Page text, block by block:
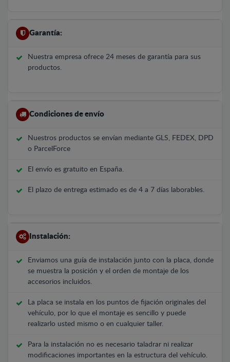
Garantía:
Nuestra empresa ofrece 24 meses de garantía para sus
productos.
Condiciones de envío
Nuestros productos se envían mediante GLS, FEDEX, DPD
o ParcelForce
El envío es gratuito en España.
El plazo de entrega estimado es de 4 a 7 días laborables.
Instalación:
Enviamos una guía de instalación junto con la placa, donde
se muestra la posición y el orden de montaje de los
accesorios incluidos.
La placa se instala en los puntos de fijación originales del
vehículo, por lo que el montaje es sencillo y puede
realizarlo usted mismo o en cualquier taller.
Para la instalación no es necesario taladrar ni realizar
modificaciones importantes en la estructura del vehículo.